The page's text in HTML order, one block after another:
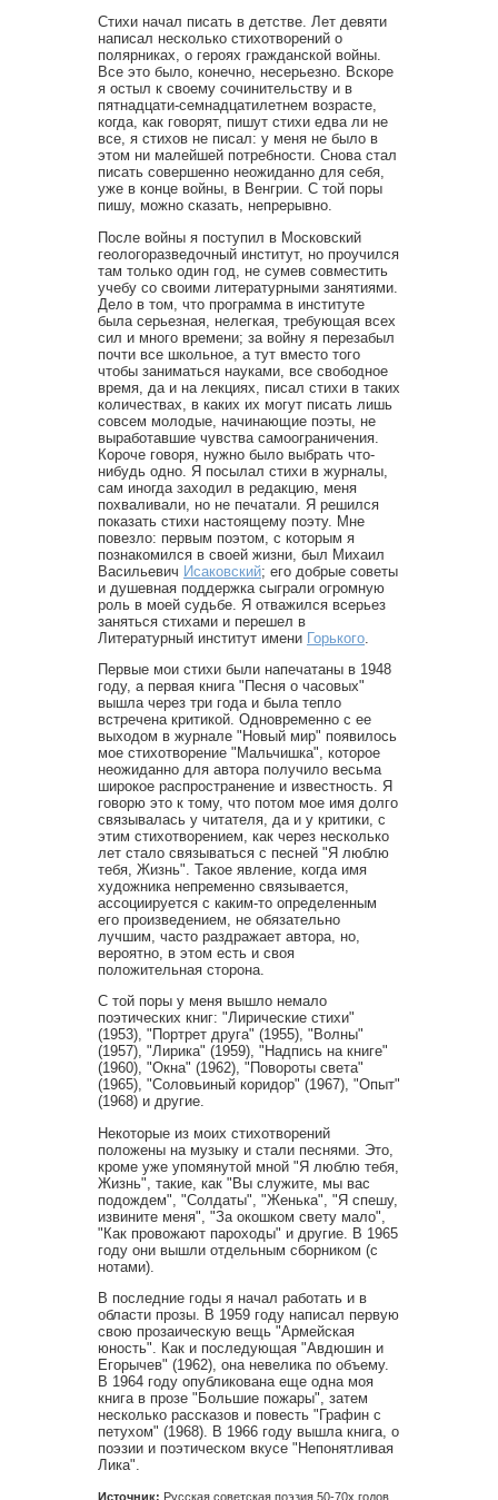
Стихи начал писать в детстве. Лет девяти
написал несколько стихотворений о
полярниках, о героях гражданской войны.
Все это было, конечно, несерьезно. Вскоре
я остыл к своему сочинительству и в
пятнадцати-семнадцатилетнем возрасте,
когда, как говорят, пишут стихи едва ли не
все, я стихов не писал: у меня не было в
этом ни малейшей потребности. Снова стал
писать совершенно неожиданно для себя,
уже в конце войны, в Венгрии. С той поры
пишу, можно сказать, непрерывно.
После войны я поступил в Московский
геологоразведочный институт, но проучился
там только один год, не сумев совместить
учебу со своими литературными занятиями.
Дело в том, что программа в институте
была серьезная, нелегкая, требующая всех
сил и много времени; за войну я перезабыл
почти все школьное, а тут вместо того
чтобы заниматься науками, все свободное
время, да и на лекциях, писал стихи в таких
количествах, в каких их могут писать лишь
совсем молодые, начинающие поэты, не
выработавшие чувства самоограничения.
Короче говоря, нужно было выбрать что-
нибудь одно. Я посылал стихи в журналы,
сам иногда заходил в редакцию, меня
похваливали, но не печатали. Я решился
показать стихи настоящему поэту. Мне
повезло: первым поэтом, с которым я
познакомился в своей жизни, был Михаил
Васильевич Исаковский; его добрые советы
и душевная поддержка сыграли огромную
роль в моей судьбе. Я отважился всерьез
заняться стихами и перешел в
Литературный институт имени Горького
Первые мои стихи были напечатаны в 1948
году, а первая книга "Песня о часовых"
вышла через три года и была тепло
встречена критикой. Одновременно с ее
выходом в журнале "Новый мир" появилось
мое стихотворение "Мальчишка", которое
неожиданно для автора получило весьма
широкое распространение и известность. Я
говорю это к тому, что потом мое имя долго
связывалась у читателя, да и у критики, с
этим стихотворением, как через несколько
лет стало связываться с песней "Я люблю
тебя, Жизнь". Такое явление, когда имя
художника непременно связывается,
ассоциируется с каким-то определенным
его произведением, не обязательно
лучшим, часто раздражает автора, но,
вероятно, в этом есть и своя
положительная сторона.
С той поры у меня вышло немало
поэтических книг: "Лирические стихи"
(1953), "Портрет друга" (1955), "Волны"
(1957), "Лирика" (1959), "Надпись на книге"
(1960), "Окна" (1962), "Повороты света"
(1965), "Соловьиный коридор" (1967), "Опыт"
(1968) и другие.
Некоторые из моих стихотворений
положены на музыку и стали песнями. Это,
кроме уже упомянутой мной "Я люблю тебя,
Жизнь", такие, как "Вы служите, мы вас
подождем", "Солдаты", "Женька", "Я спешу,
извините меня", "За окошком свету мало",
"Как провожают пароходы" и другие. В 1965
году они вышли отдельным сборником (с
нотами).
В последние годы я начал работать и в
области прозы. В 1959 году написал первую
свою прозаическую вещь "Армейская
юность". Как и последующая "Авдюшин и
Егорычев" (1962), она невелика по объему.
В 1964 году опубликована еще одна моя
книга в прозе "Большие пожары", затем
несколько рассказов и повесть "Графин с
петухом" (1968). В 1966 году вышла книга, о
поэзии и поэтическом вкусе "Непонятливая
Лика".
Источник: Русская советская поэзия 50-70х годов.